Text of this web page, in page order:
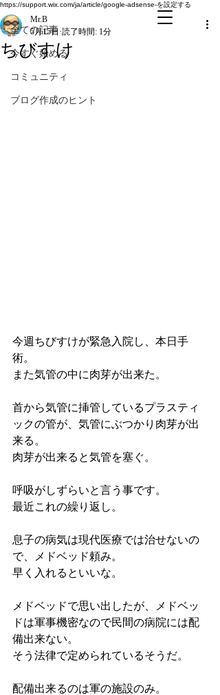
https://support.wix.com/ja/article/google-adsense-を設定する
全ての記事
今すぐ始める
コミュニティ
ブログ作成のヒント
ちびすけ
Mr.B
5月15日 読了時間: 1分
今週ちびすけが緊急入院し、本日手
術。
また気管の中に肉芽が出来た。
首から気管に挿管しているプラスティ
ックの管が、気管にぶつかり肉芽が出
来る。
肉芽が出来ると気管を塞ぐ。
呼吸がしずらいと言う事です。
最近これの繰り返し。
息子の病気は現代医療では治せないの
で、メドベッド頼み。
早く入れるといいな。
メドベッドで思い出したが、メドベッ
ドは軍事機密なので民間の病院には配
備出来ない。
そう法律で定められているそうだ。
配備出来るのは軍の施設のみ。